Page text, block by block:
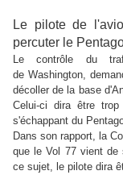
Le pilote de
percuter le
Le contrôle du
de Washington,
décoller de la base
Celui-ci dira être
s'échappant du
Dans son rapport, la
que le Vol 77 vient de
ce sujet, le pilote dira